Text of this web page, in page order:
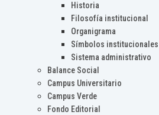
Historia
Filosofía institucional
Organigrama
Símbolos institucionales
Sistema administrativo
Balance Social
Campus Universitario
Campus Verde
Fondo Editorial